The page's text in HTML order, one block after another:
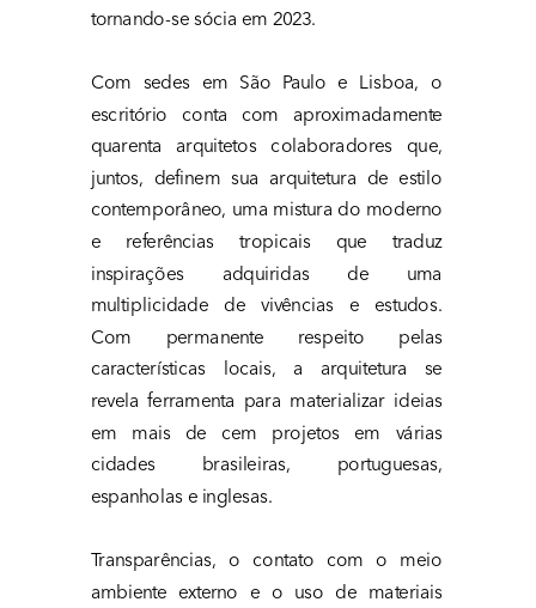
tornando-se sócia em 2023.
Com sedes em São Paulo e Lisboa, o
escritório conta com aproximadamente
quarenta arquitetos colaboradores que,
juntos, definem sua arquitetura de estilo
contemporâneo, uma mistura do moderno
e referências tropicais que traduz
inspirações adquiridas de uma
multiplicidade de vivências e estudos.
Com permanente respeito pelas
características locais, a arquitetura se
revela ferramenta para materializar ideias
em mais de cem projetos em várias
cidades brasileiras, portuguesas,
espanholas e inglesas.
Transparências, o contato com o meio
ambiente externo e o uso de materiais